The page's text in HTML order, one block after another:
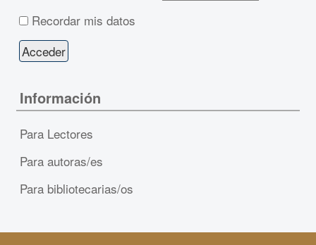
Recordar mis datos
Información
Para Lectores
Para autoras/es
Para bibliotecarias/os